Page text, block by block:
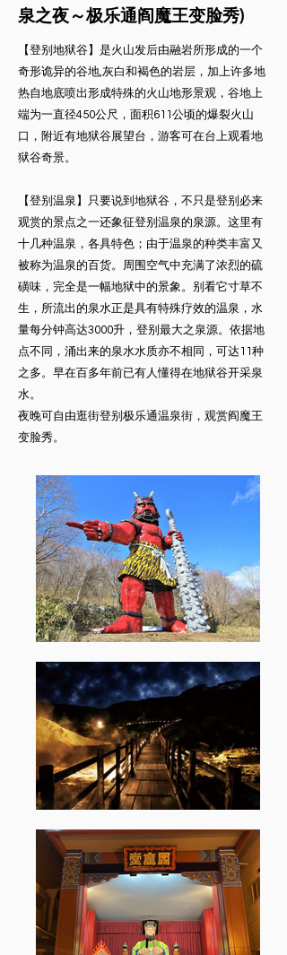
泉之夜～极乐通阎魔王变脸秀)
【登别地狱谷】是火山发后由融岩所形成的一个
奇形诡异的谷地,灰白和褐色的岩层，加上许多地
热自地底喷出形成特殊的火山地形景观，谷地上
端为一直径450公尺，面积611公顷的爆裂火山
口，附近有地狱谷展望台，游客可在台上观看地
狱谷奇景。
【登别温泉】只要说到地狱谷，不只是登别必来
观赏的景点之一还象征登别温泉的泉源。这里有
十几种温泉，各具特色；由于温泉的种类丰富又
被称为温泉的百货。周围空气中充满了浓烈的硫
磺味，完全是一幅地狱中的景象。别看它寸草不
生，所流出的泉水正是具有特殊疗效的温泉，水
量每分钟高达3000升，登别最大之泉源。依据地
点不同，涌出来的泉水水质亦不相同，可达11种
之多。早在百多年前已有人懂得在地狱谷开采泉
水。
夜晚可自由逛街登别极乐通温泉街，观赏阎魔王
变脸秀。